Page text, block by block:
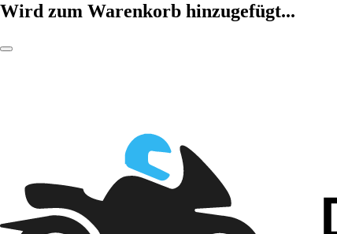
Wird zum Warenkorb hinzugefügt...